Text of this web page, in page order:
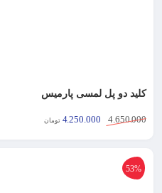
کلید دو پل لمسی پارمیس
4.650.000
4.250.000 تومان
53%